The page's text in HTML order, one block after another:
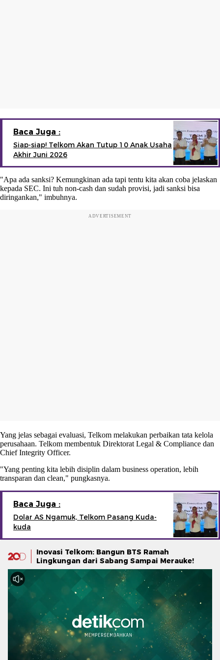
Baca Juga :
Siap-siap! Telkom Akan Tutup 10 Anak Usaha
Akhir Juni 2026
"Apa ada sanksi? Kemungkinan ada tapi tentu kita akan coba jelaskan
kepada SEC. Ini tuh non-cash dan sudah provisi, jadi sanksi bisa
diringankan," imbuhnya.
ADVERTISEMENT
Yang jelas sebagai evaluasi, Telkom melakukan perbaikan tata kelola
perusahaan. Telkom membentuk Direktorat Legal & Compliance dan
Chief Integrity Officer.
"Yang penting kita lebih disiplin dalam business operation, lebih
transparan dan clean," pungkasnya.
Baca Juga :
Dolar AS Ngamuk, Telkom Pasang Kuda-
kuda
Inovasi Telkom: Bangun BTS Ramah
Lingkungan dari Sabang Sampai Merauke!